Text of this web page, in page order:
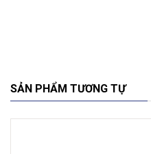
SẢN PHẨM TƯƠNG TỰ